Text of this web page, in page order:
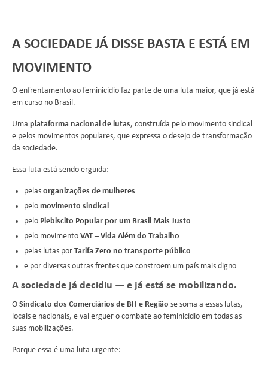
A SOCIEDADE JÁ DISSE BASTA E ESTÁ EM
MOVIMENTO
O enfrentamento ao feminicídio faz parte de uma luta maior, que já está
em curso no Brasil.
Uma plataforma nacional de lutas, construída pelo movimento sindical
e pelos movimentos populares, que expressa o desejo de transformação
da sociedade.
Essa luta está sendo erguida:
pelas organizações de mulheres
pelo movimento sindical
pelo Plebiscito Popular por um Brasil Mais Justo
pelo movimento VAT – Vida Além do Trabalho
pelas lutas por Tarifa Zero no transporte público
e por diversas outras frentes que constroem um país mais digno
A sociedade já decidiu — e já está se mobilizando.
O Sindicato dos Comerciários de BH e Região se soma a essas lutas,
locais e nacionais, e vai erguer o combate ao feminicídio em todas as
suas mobilizações.
Porque essa é uma luta urgente: